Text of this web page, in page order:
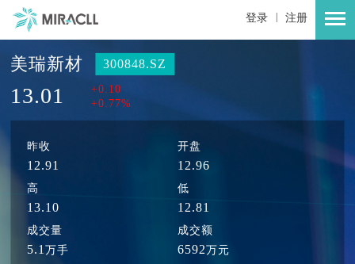
登录 注册
美瑞新材 300848.SZ
13.01
+0.10
+0.77%
昨收
12.91
开盘
12.96
高
13.10
低
12.81
成交量
5.1万手
成交额
6592万元